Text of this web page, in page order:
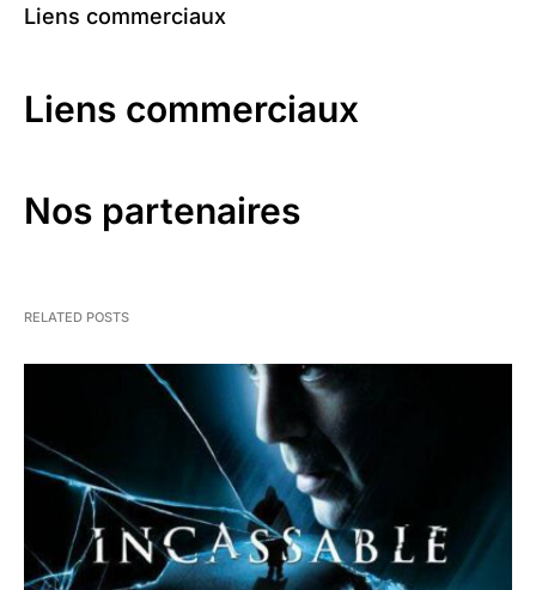
Liens commerciaux
Liens commerciaux
Nos partenaires
RELATED POSTS